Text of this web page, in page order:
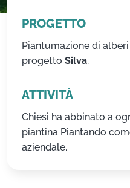
PROGETTO
Piantumazione di
progettoSilva.
ATTIVITÀ
Chiesi ha abbinato a
piantina Piantando
aziendale.